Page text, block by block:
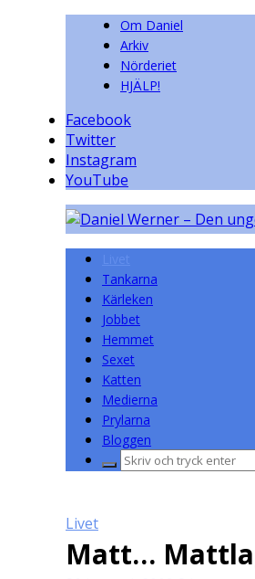
Om Daniel
Arkiv
Nörderiet
HJÄLP!
Facebook
Twitter
Instagram
YouTube
Tankarna
Kärleken
Jobbet
Hemmet
Sexet
Katten
Medierna
Prylarna
Bloggen
Sök
Livet
Matt…